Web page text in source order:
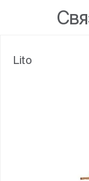
Lito